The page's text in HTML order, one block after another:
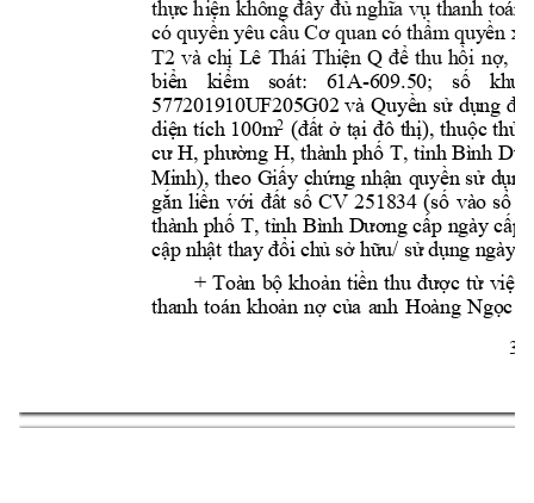
3
thực hiện không đầy đủ nghĩa vụ thanh toán
có quyền yêu cầu Cơ quan có thẩm quyền
T2 và chị Lê Thái Thiện Q để thu hồi nợ,
biển
kiểm soát: 61A-609.50; số
577201910UF205G02 và Quyền sử dụng
diện tích 100m2 (đất ở tại đô thị), thuộc thửa
cư H, phường H, thành phố T, tỉnh Bình D
Minh), theo Giấy chứng nhận quyền sử
gắn liền với đất số CV 251834 (số vào sổ
thành phố T, tỉnh Bình Dương cấp ngày cấp
cập nhật thay đổi chủ sở hữu/ sử dụng ngày
+ Toàn bộ khoản tiền thu được từ việc
thanh toán khoản nợ của anh Hoàng Ngọc